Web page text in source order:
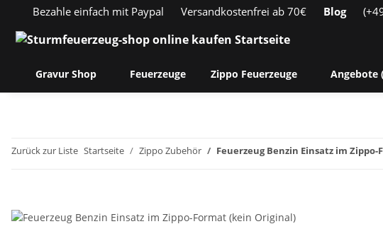
Bezahle einfach mit Paypal Versandkostenfrei ab 70€ Blog
Gravur Shop Feuerzeuge Zippo Feuerzeuge Angebote
Zurück zur Liste Startseite Zippo Zubehör Feuerzeug Benzin Einsatz im